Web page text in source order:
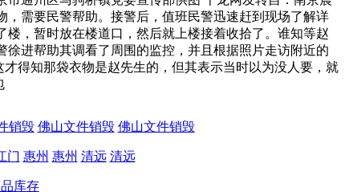
需要民警帮助。接警后，值班民警迅速赶到现场了解详
，暂时放在楼道口，然后就上楼接着收拾了。谁知等赵
进帮助其调看了周围的监控，并且根据照片走访附近的
得知那袋衣物是赵先生的，但其表示当时以为没人要，就
销毁 佛山文件销毁 佛山文件销毁
门 惠州 惠州 清远 清远
库存